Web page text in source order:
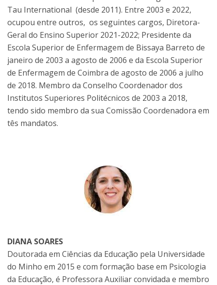
Tau International (desde 2011). Entre 2003 e 2022,
ocupou entre outros, os seguintes cargos, Diretora-
Geral do Ensino Superior 2021-2022; Presidente da
Escola Superior de Enfermagem de Bissaya Barreto de
janeiro de 2003 a agosto de 2006 e da Escola Superior
de Enfermagem de Coimbra de agosto de 2006 a julho
de 2018. Membro da Conselho Coordenador dos
Institutos Superiores Politécnicos de 2003 a 2018,
tendo sido membro da sua Comissão Coordenadora em
tês mandatos.
DIANA SOARES
Doutorada em Ciências da Educação pela Universidade
do Minho em 2015 e com formação base em Psicologia
da Educação, é Professora Auxiliar convidada e membro